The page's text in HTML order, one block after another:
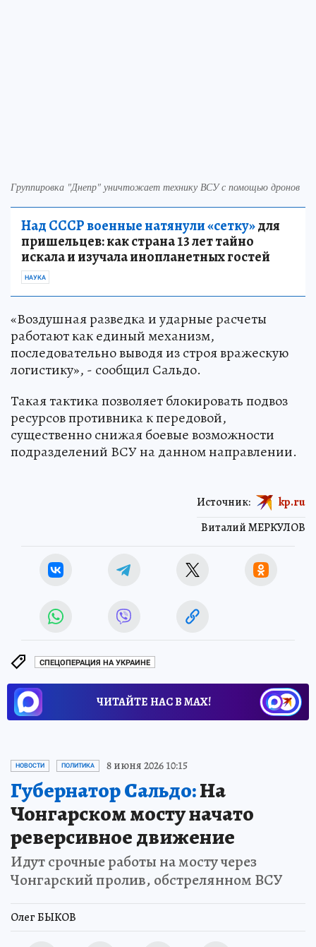
Группировка "Днепр" уничтожает технику ВСУ с помощью дронов
Над СССР военные натянули «сетку»для
пришельцев: как страна 13 лет тайно
искала и изучала инопланетных гостей
НАУКА
«Воздушная разведка и ударные расчеты
работают как единый механизм,
последовательно выводя из строя вражескую
логистику», - сообщил Сальдо.
Такая тактика позволяет блокировать подвоз
ресурсов противника к передовой,
существенно снижая боевые возможности
подразделений ВСУ на данном направлении.
Виталий МЕРКУЛОВ
Источник: kp.ru
СПЕЦОПЕРАЦИЯ НА УКРАИНЕ
ЧИТАЙТЕ НАС В МАХ!
НОВОСТИ ПОЛИТИКА 8 июня 2026 10:15
Губернатор Сальдо:На
Чонгарском мосту начато
реверсивное движение
Идут срочные работы на мосту через
Чонгарский пролив, обстрелянном ВСУ
Олег БЫКОВ